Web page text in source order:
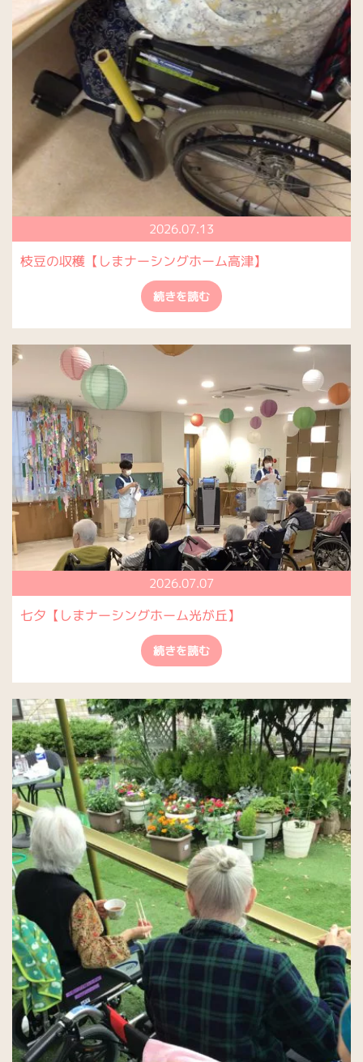
2026.07.13
枝豆の収穫【しまナーシングホーム高津】
続きを読む
2026.07.07
七夕【しまナーシングホーム光が丘】
続きを読む